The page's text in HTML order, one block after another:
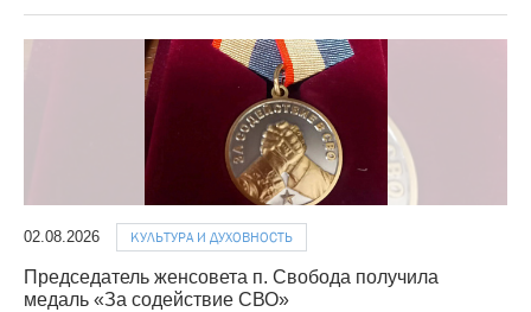
02.08.2026 КУЛЬТУРА И ДУХОВНОСТЬ
Председатель женсовета п. Свобода получила
медаль «За содействие СВО»